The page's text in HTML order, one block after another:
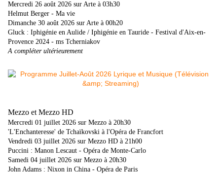
Mercredi 26 août 2026 sur Arte à 03h30
Helmut Berger - Ma vie
Dimanche 30 août 2026 sur Arte à 00h20
Gluck : Iphigénie en Aulide / Iphigénie en Tauride - Festival d'Aix-en-
Provence 2024 - ms Tcherniakov
A compléter ultérieurement
Mezzo et Mezzo HD
Mercredi 01 juillet 2026 sur Mezzo à 20h30
'L'Enchanteresse' de Tchaïkovski à l'Opéra de Francfort
Vendredi 03 juillet 2026 sur Mezzo HD à 21h00
Puccini : Manon Lescaut - Opéra de Monte-Carlo
Samedi 04 juillet 2026 sur Mezzo à 20h30
John Adams : Nixon in China - Opéra de Paris